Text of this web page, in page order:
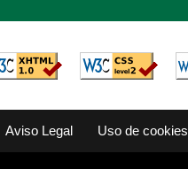
Aviso Legal Uso de cookies